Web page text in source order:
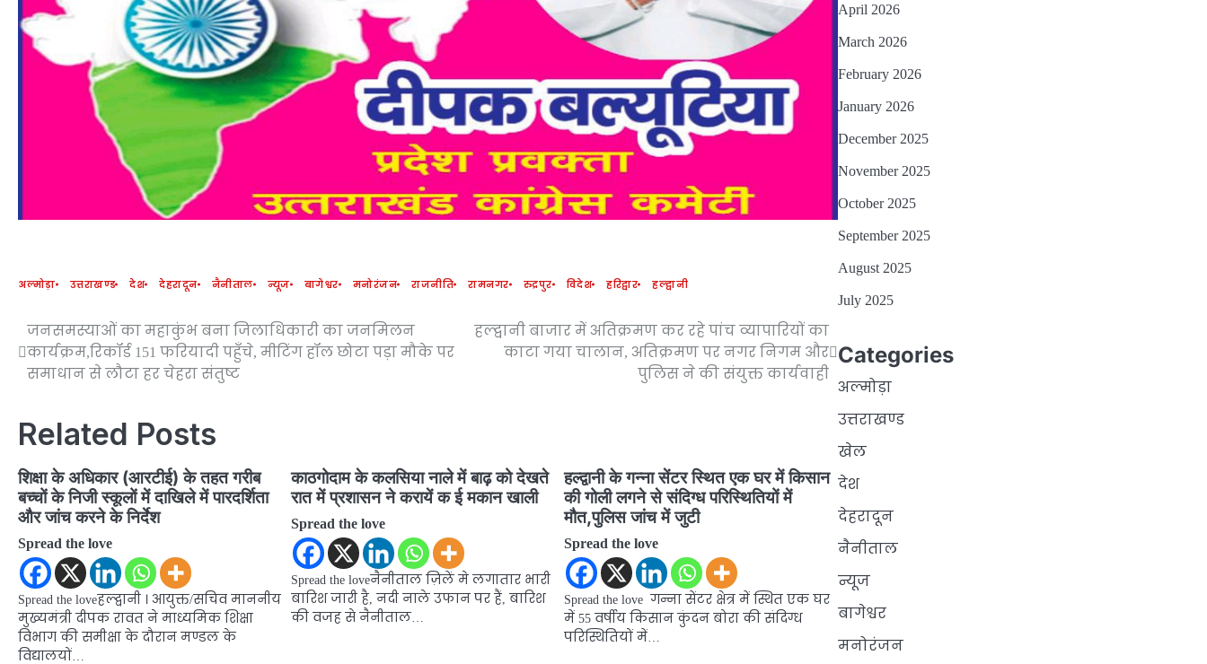
अल्मोड़ा उत्तराखण्ड देश देहरादून नैनीताल न्यूज बागेश्वर मनोरंजन राजनीति रामनगर रुद्रपुर विदेश हरिद्वार हल्द्वानी
Post
navigation
जनसमस्याओं का महाकुंभ बना जिलाधिकारी का जनमिलन
कार्यक्रम,रिकॉर्ड 151 फरियादी पहुँचे, मीटिंग हॉल छोटा पड़ा मौके पर
समाधान से लौटा हर चेहरा संतुष्ट
हल्द्वानी बाजार में अतिक्रमण कर रहे पांच व्यापारियों का
काटा गया चालान, अतिक्रमण पर नगर निगम और
पुलिस ने की संयुक्त कार्यवाही
Related Posts
शिक्षा के अधिकार (आरटीई) के तहत गरीब
बच्चों के निजी स्कूलों में दाखिले में पारदर्शिता
और जांच करने के निर्देश
Spread the love
Spread the loveहल्द्वानी । आयुक्त/सचिव माननीय
मुख्यमंत्री दीपक रावत ने माध्यमिक शिक्षा
विभाग की समीक्षा के दौरान मण्डल के
विद्यालयों…
काठगोदाम के कलसिया नाले में बाढ़ को देखते
रात में प्रशासन ने करायें क ई मकान खाली
Spread the love
Spread the loveनैनीताल ज़िलें मे लगातार भारी
बारिश जारी है, नदी नाले उफान पर हैं, बारिश
की वजह से नैनीताल…
हल्द्वानी के गन्ना सेंटर स्थित एक घर में किसान
की गोली लगने से संदिग्ध परिस्थितियों में
मौत,पुलिस जांच में जुटी
Spread the love
Spread the love गन्ना सेंटर क्षेत्र में स्थित एक घर
में 55 वर्षीय किसान कुंदन बोरा की संदिग्ध
परिस्थितियों में…
April 2026
March 2026
February 2026
January 2026
December 2025
November 2025
October 2025
September 2025
August 2025
July 2025
Categories
अल्मोड़ा
उत्तराखण्ड
खेल
देश
देहरादून
नैनीताल
न्यूज
बागेश्वर
मनोरंजन